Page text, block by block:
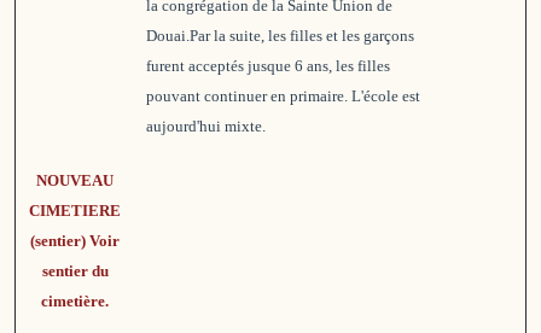
la congrégation de la Sainte Union de
Douai.Par la suite, les filles et les garçons
furent acceptés jusque 6 ans, les filles
pouvant conti­nuer en primaire. L'école est
aujourd'hui mixte.
NOUVEAU
CIMETIERE
(sentier) Voir
sentier du
cimetière.